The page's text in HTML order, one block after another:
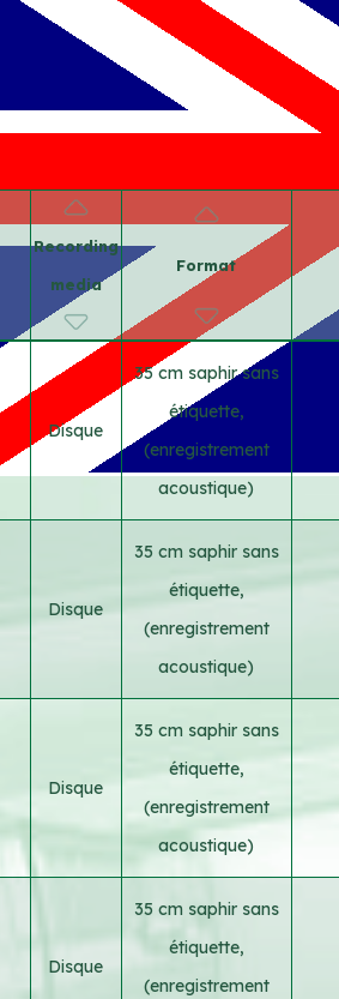
Recording
media
Format
Disque
35 cm saphir sans
étiquette,
(enregistrement
acoustique)
Disque
35 cm saphir sans
étiquette,
(enregistrement
acoustique)
Disque
35 cm saphir sans
étiquette,
(enregistrement
acoustique)
Disque
35 cm saphir sans
étiquette,
(enregistrement